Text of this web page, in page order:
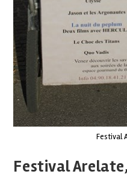
Festival
Festival